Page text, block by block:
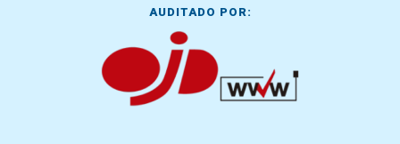
AUDITADO POR: